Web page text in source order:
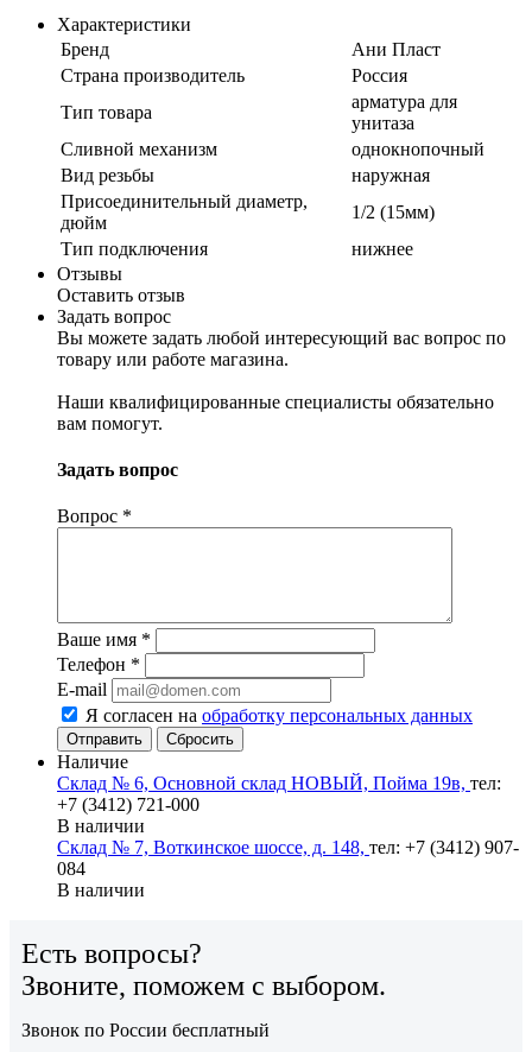
Характеристики
Бренд
Ани Пласт
Страна производитель
Россия
Тип товара
арматура для
унитаза
Сливной механизм
однокнопочный
Вид резьбы
наружная
Присоединительный диаметр,
дюйм
1/2 (15мм)
Тип подключения
нижнее
Отзывы
Оставить отзыв
Задать вопрос
Вы можете задать любой интересующий вас вопрос по
товару или работе магазина.
Наши квалифицированные специалисты обязательно
вам помогут.
Задать вопрос
Вопрос *
Ваше имя *
Телефон *
E-mail
Я согласен на обработку персональных данных
Сбросить
Наличие
Склад № 6, Основной склад НОВЫЙ, Пойма 19в, тел:
+7 (3412) 721-000
В наличии
Склад № 7, Воткинское шоссе, д. 148, тел: +7 (3412) 907-
084
В наличии
Есть вопросы?
Звоните, поможем с выбором.
Звонок по России бесплатный